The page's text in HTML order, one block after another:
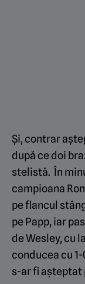
Și, contrar
după ce doi
stelistă. În
campioana
pe flancul
pe Papp, iar
de Wesley, cu
conducea cu
s-ar fi așteptat